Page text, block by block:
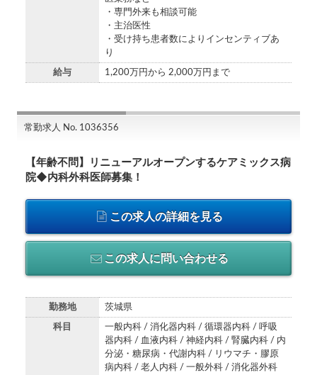
・専門外来も相談可能
・主治医性
・受け持ち患者数によりインセンティブあ
り
給与 1,200万円から 2,000万円まで
常勤求人 No. 1036356
【年齢不問】リニューアルオープンするケアミックス病
院◆内科外科医師募集！
この求人の詳細を見る
この求人に問い合わせる
勤務地 茨城県
科目
一般内科 / 消化器内科 / 循環器内科 / 呼吸
器内科 / 血液内科 / 神経内科 / 腎臓内科 / 内
分泌・糖尿病・代謝内科 / リウマチ・膠原
病内科 / 老人内科 / 一般外科 / 消化器外科